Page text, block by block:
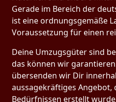
Gerade im Bereich der
ist eine ordnungsgemäße
Voraussetzung für einen
Deine Umzugsgüter sind
das können wir
übersenden wir Dir
aussagekräftiges Angebot,
Bedürfnissen erstellt